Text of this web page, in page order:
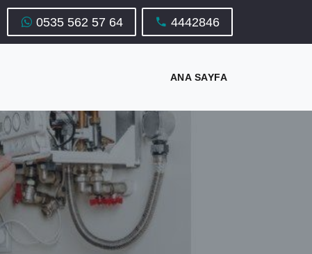
0535 562 57 64 4442846
ANA SAYFA